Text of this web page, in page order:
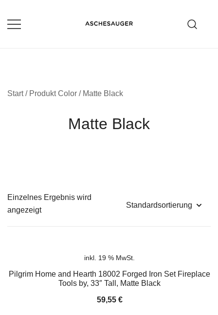
Inhalt
springen
Start/ Produkt Color / Matte Black
Matte Black
Einzelnes Ergebnis wird
angezeigt
inkl. 19 % MwSt.
Pilgrim Home and Hearth 18002 Forged Iron Set Fireplace
Tools by, 33″ Tall, Matte Black
59,55 €